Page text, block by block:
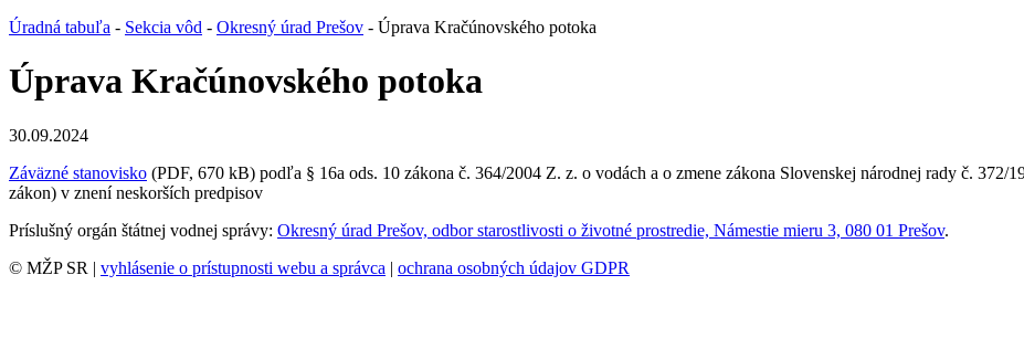
Úradná tabuľa - Sekcia vôd - Okresný úrad Prešov - Úprava Kračúnovského potoka
Úprava Kračúnovského potoka
30.09.2024
Záväzné stanovisko (PDF, 670 kB) podľa § 16a ods. 10 zákona č. 364/2004 Z. z. o vodách a o zmene zákona Slovenskej národnej rady č. 372/
zákon) v znení neskorších predpisov
Príslušný orgán štátnej vodnej správy: Okresný úrad Prešov, odbor starostlivosti o životné prostredie, Námestie mieru 3, 080 01 Prešov.
© MŽP SR | vyhlásenie o prístupnosti webu a správca | ochrana osobných údajov GDPR